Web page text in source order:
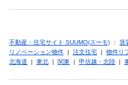
不動産・住宅サイト SUUMO(スーモ) ： 賃
リノベーション物件 | 注文住宅 | 物件リ
北海道 | 東北 | 関東 | 甲信越・北陸 |